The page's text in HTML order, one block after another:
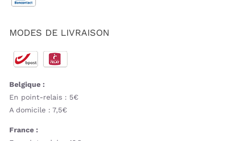
MODES DE LIVRAISON
Belgique :
En point-relais : 5€
A domicile : 7,5€
France :